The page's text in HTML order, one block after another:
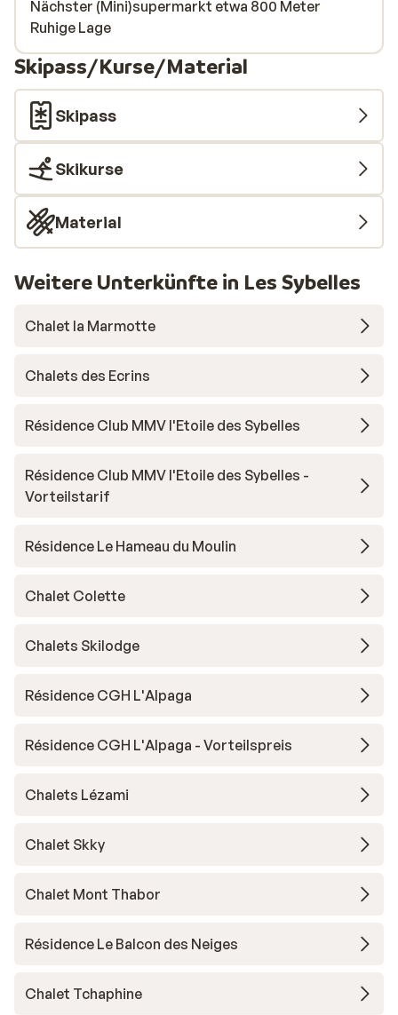
Nächster (Mini)supermarkt etwa 800 Meter
Ruhige Lage
Skipass/Kurse/Material
Skipass
Skikurse
Material
Weitere Unterkünfte in Les Sybelles
Chalet la Marmotte
Chalets des Ecrins
Résidence Club MMV l'Etoile des Sybelles
Résidence Club MMV l'Etoile des Sybelles -
Vorteilstarif
Résidence Le Hameau du Moulin
Chalet Colette
Chalets Skilodge
Résidence CGH L'Alpaga
Résidence CGH L'Alpaga - Vorteilspreis
Chalets Lézami
Chalet Skky
Chalet Mont Thabor
Résidence Le Balcon des Neiges
Chalet Tchaphine